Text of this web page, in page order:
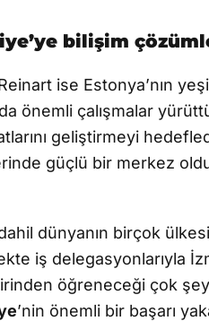
bilişim
ise Estonya’nın
önemli çalışmalar
geliştirmeyi
güçlü bir merkez
dünyanın birçok
iş delegasyonlarıyla
öğreneceği çok
’nin önemli bir başarı